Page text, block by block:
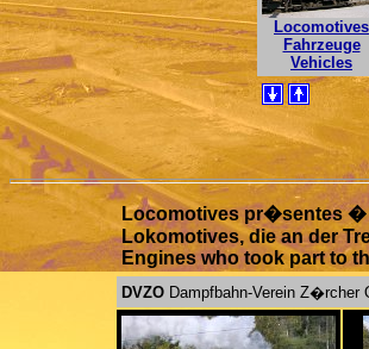
Locomotives
Fahrzeuge
Vehicles
Locomotives pr�sentes
Lokomotives, die an der
Engines who took part to
DVZO Dampfbahn-Verein Z�rcher